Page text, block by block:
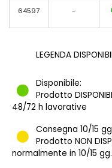
64597 -
LEGENDA
Disponibile:
Prodotto
48/72 h lavorative
Consegna 10/15
Prodotto NON
normalmente in 10/15